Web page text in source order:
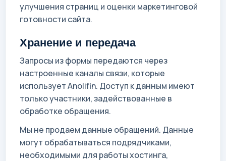
улучшения страниц и оценки маркетинговой
готовности сайта.
Хранение и передача
Запросы из формы передаются через
настроенные каналы связи, которые
использует Anolifin. Доступ к данным имеют
только участники, задействованные в
обработке обращения.
Мы не продаем данные обращений. Данные
могут обрабатываться подрядчиками,
необходимыми для работы хостинга,